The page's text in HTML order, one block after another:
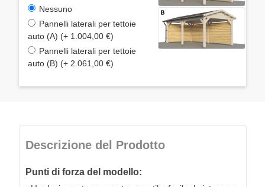
Nessuno
Pannelli laterali per tettoie
auto (A) (+ 1.004,00 €)
Pannelli laterali per tettoie
auto (B) (+ 2.061,00 €)
Descrizione del Prodotto
Punti di forza del modello: